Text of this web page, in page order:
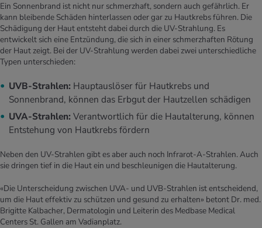
Ein Sonnenbrand ist nicht nur schmerzhaft, sondern auch gefährlich. Er
kann bleibende Schäden hinterlassen oder gar zu Hautkrebs führen. Die
Schädigung der Haut entsteht dabei durch die UV-Strahlung. Es
entwickelt sich eine Entzündung, die sich in einer schmerzhaften Rötung
der Haut zeigt. Bei der UV-Strahlung werden dabei zwei unterschiedliche
Typen unterschieden:
UVB-Strahlen: Hauptauslöser für Hautkrebs und
Sonnenbrand, können das Erbgut der Hautzellen schädigen
UVA-Strahlen: Verantwortlich für die Hautalterung, können
Entstehung von Hautkrebs fördern
Neben den UV-Strahlen gibt es aber auch noch Infrarot-A-Strahlen. Auch
sie dringen tief in die Haut ein und beschleunigen die Hautalterung.
«Die Unterscheidung zwischen UVA- und UVB-Strahlen ist entscheidend,
um die Haut effektiv zu schützen und gesund zu erhalten» betont Dr. med.
Brigitte Kalbacher, Dermatologin und Leiterin des Medbase Medical
Centers St. Gallen am Vadianplatz.